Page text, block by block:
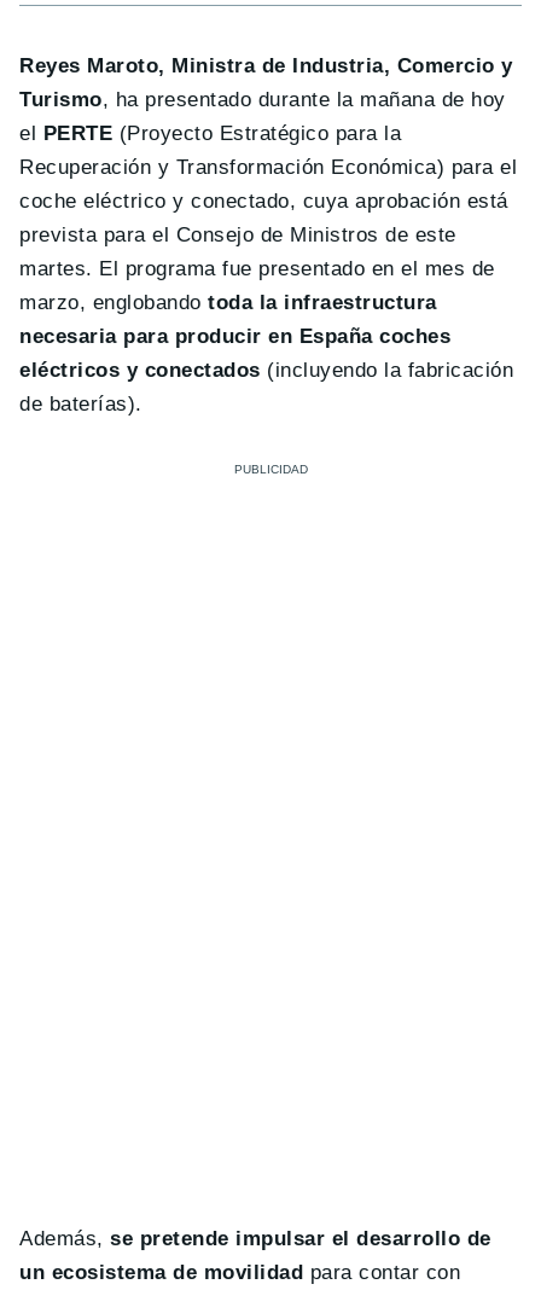
Reyes Maroto, Ministra de Industria, Comercio y
Turismo, ha presentado durante la mañana de hoy
el
PERTE (Proyecto Estratégico para la
Recuperación y Transformación Económica) para el
coche eléctrico y conectado, cuya aprobación está
prevista para el Consejo de Ministros de este
martes. El programa fue presentado en el mes de
marzo, englobandotoda la infraestructura
necesaria para producir en España coches
eléctricos y conectados (incluyendo la fabricación
de baterías).
Además,se pretende impulsar el desarrollo de
un ecosistema de movilidad para contar con